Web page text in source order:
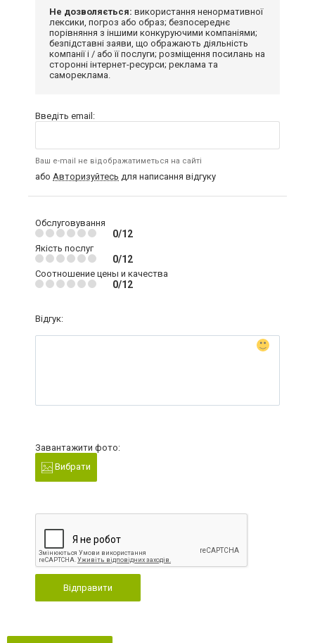
Не дозволяється: використання ненормативної
лексики, погроз або образ; безпосереднє
порівняння з іншими конкуруючими компаніями;
безпідставні заяви, що ображають діяльність
компанії і / або її послуги; розміщення посилань на
сторонні інтернет-ресурси; реклама та
самореклама.
Введіть email:
Ваш e-mail не відображатиметься на сайті
або Авторизуйтесь для написання відгуку
Обслуговування
0/12
Якість послуг
0/12
Соотношение цены и качества
0/12
Відгук:
Завантажити фото:
Вибрати
Відправити